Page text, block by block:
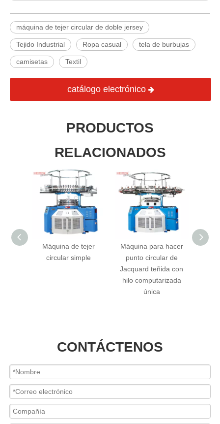
máquina de tejer circular de doble jersey
Tejido Industrial Ropa casual tela de burbujas
camisetas Textil
catálogo electrónico
PRODUCTOS
RELACIONADOS
Máquina de tejer
circular simple
Máquina para hacer
punto circular de
Jacquard teñida con
hilo computarizada
única
CONTÁCTENOS